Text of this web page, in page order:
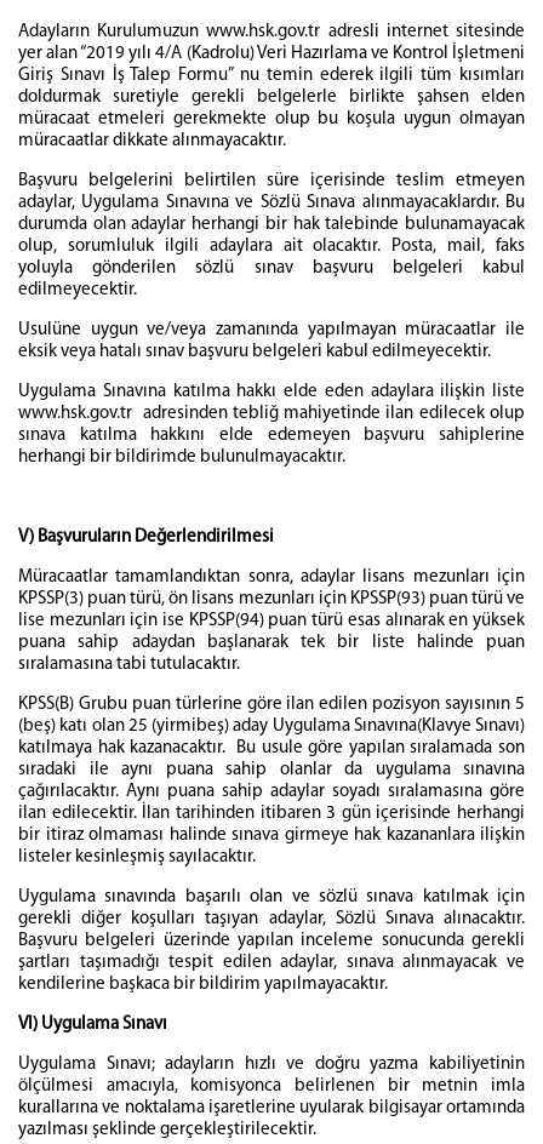
Adayların Kurulumuzun www.hsk.gov.tr adresli internet sitesinde
yer alan “2019 yılı 4/A (Kadrolu) Veri Hazırlama ve Kontrol İşletmeni
Giriş Sınavı İş Talep Formu” nu temin ederek ilgili tüm kısımları
doldurmak suretiyle gerekli belgelerle birlikte şahsen elden
müracaat etmeleri gerekmekte olup bu koşula uygun olmayan
müracaatlar dikkate alınmayacaktır.
Başvuru belgelerini belirtilen süre içerisinde teslim etmeyen
adaylar, Uygulama Sınavına ve Sözlü Sınava alınmayacaklardır. Bu
durumda olan adaylar herhangi bir hak talebinde bulunamayacak
olup, sorumluluk ilgili adaylara ait olacaktır. Posta, mail, faks
yoluyla gönderilen sözlü sınav başvuru belgeleri kabul
edilmeyecektir.
Usulüne uygun ve/veya zamanında yapılmayan müracaatlar ile
eksik veya hatalı sınav başvuru belgeleri kabul edilmeyecektir.
Uygulama Sınavına katılma hakkı elde eden adaylara ilişkin liste
www.hsk.gov.tr adresinden tebliğ mahiyetinde ilan edilecek olup
sınava katılma hakkını elde edemeyen başvuru sahiplerine
herhangi bir bildirimde bulunulmayacaktır.
V) Başvuruların Değerlendirilmesi
Müracaatlar tamamlandıktan sonra, adaylar lisans mezunları için
KPSSP(3) puan türü, ön lisans mezunları için KPSSP(93) puan türü ve
lise mezunları için ise KPSSP(94) puan türü esas alınarak en yüksek
puana sahip adaydan başlanarak tek bir liste halinde puan
sıralamasına tabi tutulacaktır.
KPSS(B) Grubu puan türlerine göre ilan edilen pozisyon sayısının 5
(beş) katı olan 25 (yirmibeş) aday Uygulama Sınavına(Klavye Sınavı)
katılmaya hak kazanacaktır. Bu usule göre yapılan sıralamada son
sıradaki ile aynı puana sahip olanlar da uygulama sınavına
çağırılacaktır. Aynı puana sahip adaylar soyadı sıralamasına göre
ilan edilecektir. İlan tarihinden itibaren 3 gün içerisinde herhangi
bir itiraz olmaması halinde sınava girmeye hak kazananlara ilişkin
listeler kesinleşmiş sayılacaktır.
Uygulama sınavında başarılı olan ve sözlü sınava katılmak için
gerekli diğer koşulları taşıyan adaylar, Sözlü Sınava alınacaktır.
Başvuru belgeleri üzerinde yapılan inceleme sonucunda gerekli
şartları taşımadığı tespit edilen adaylar, sınava alınmayacak ve
kendilerine başkaca bir bildirim yapılmayacaktır.
VI) Uygulama Sınavı
Uygulama Sınavı; adayların hızlı ve doğru yazma kabiliyetinin
ölçülmesi amacıyla, komisyonca belirlenen bir metnin imla
kurallarına ve noktalama işaretlerine uyularak bilgisayar ortamında
yazılması şeklinde gerçekleştirilecektir.